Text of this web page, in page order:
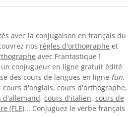
avec la conjugaison en français du
nos règles d'orthographe et
avec Frantastique !
conjugueur en ligne gratuit édité
des cours de langues en ligne fun,
cours d'anglais, cours d'orthographe,
d'allemand, cours d'italien, cours de
(FLE)... Conjuguez le verbe français